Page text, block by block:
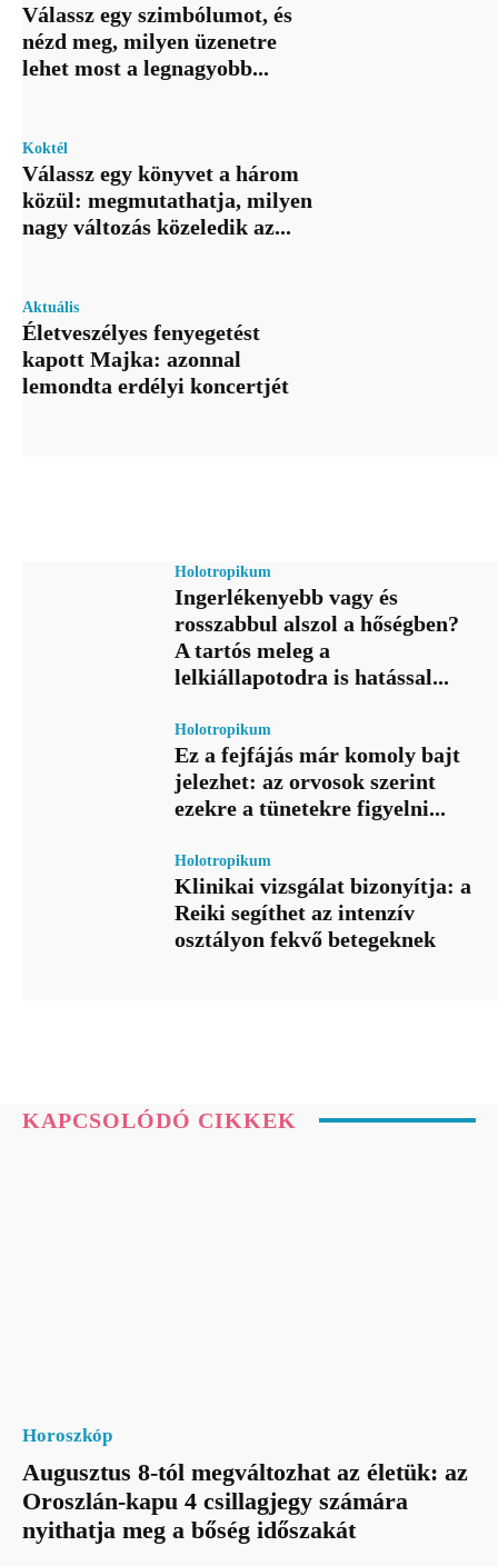
Válassz egy szimbólumot, és
nézd meg, milyen üzenetre
lehet most a legnagyobb...
Koktél
Válassz egy könyvet a három
közül: megmutathatja, milyen
nagy változás közeledik az...
Aktuális
Életveszélyes fenyegetést
kapott Majka: azonnal
lemondta erdélyi koncertjét
Holotropikum
Ingerlékenyebb vagy és
rosszabbul alszol a hőségben?
A tartós meleg a
lelkiállapotodra is hatással...
Holotropikum
Ez a fejfájás már komoly bajt
jelezhet: az orvosok szerint
ezekre a tünetekre figyelni...
Holotropikum
Klinikai vizsgálat bizonyítja: a
Reiki segíthet az intenzív
osztályon fekvő betegeknek
KAPCSOLÓDÓ CIKKEK
Horoszkóp
Augusztus 8-tól megváltozhat az életük: az
Oroszlán-kapu 4 csillagjegy számára
nyithatja meg a bőség időszakát